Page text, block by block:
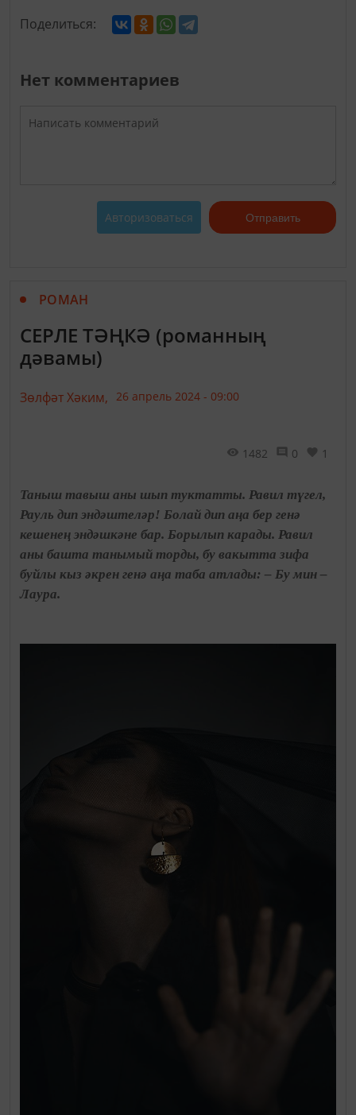
Поделиться:
Нет комментариев
Авторизоваться Отправить
РОМАН
СЕРЛЕ ТӘҢКӘ (романның
дәвамы)
Зөлфәт Хәким, 26 апрель 2024 - 09:00
1482 0 1
Таныш тавыш аны шып туктатты. Равил түгел,
Рауль дип эндәштеләр! Болай дип аңа бер генә
кешенең эндәшкәне бар. Борылып карады. Равил
аны башта танымый торды, бу вакытта зифа
буйлы кыз әкрен генә аңа таба атлады: – Бу мин –
Лаура.